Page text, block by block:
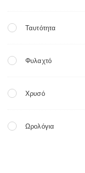
Ταυτότητα
Φυλαχτό
Χρυσό
Ωρολόγια